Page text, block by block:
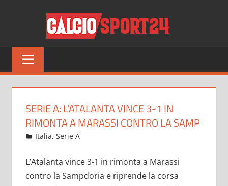
Tutto
sul
del
solo
SERIE A: L’ATALANTA VINCE 3-1 IN
RIMONTA A MARASSI CONTRO LA SAMP
Ottobre 28, 2021
admin
Italia,Serie A
L’Atalanta vince 3-1 in rimonta a Marassi
contro la Sampdoria e riprende la corsa